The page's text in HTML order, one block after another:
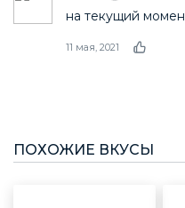
на текущий
11 мая, 2021
ПОХОЖИЕ ВКУСЫ